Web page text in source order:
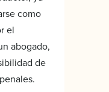
como
el
abogado,
de